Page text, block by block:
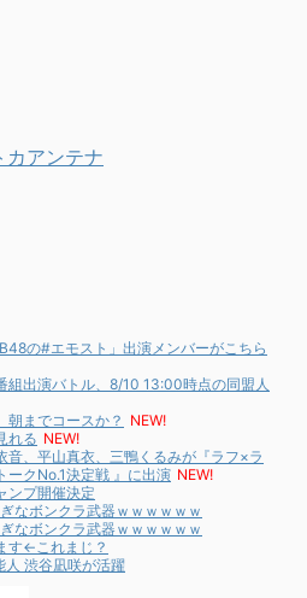
アンテナ
の#エモスト」出演メンバーがこちら
組出演バトル、8/10 13:00時点の同盟人
朝までコースか？ NEW!
れる NEW!
音、平山真衣、三鴨くるみが『ラフ×ラ
ークNo.1決定戦 』に出演 NEW!
ンプ開催決定
なボンクラ武器ｗｗｗｗｗｗ
なボンクラ武器ｗｗｗｗｗｗ
す←これまじ？
人 渋谷凪咲が活躍